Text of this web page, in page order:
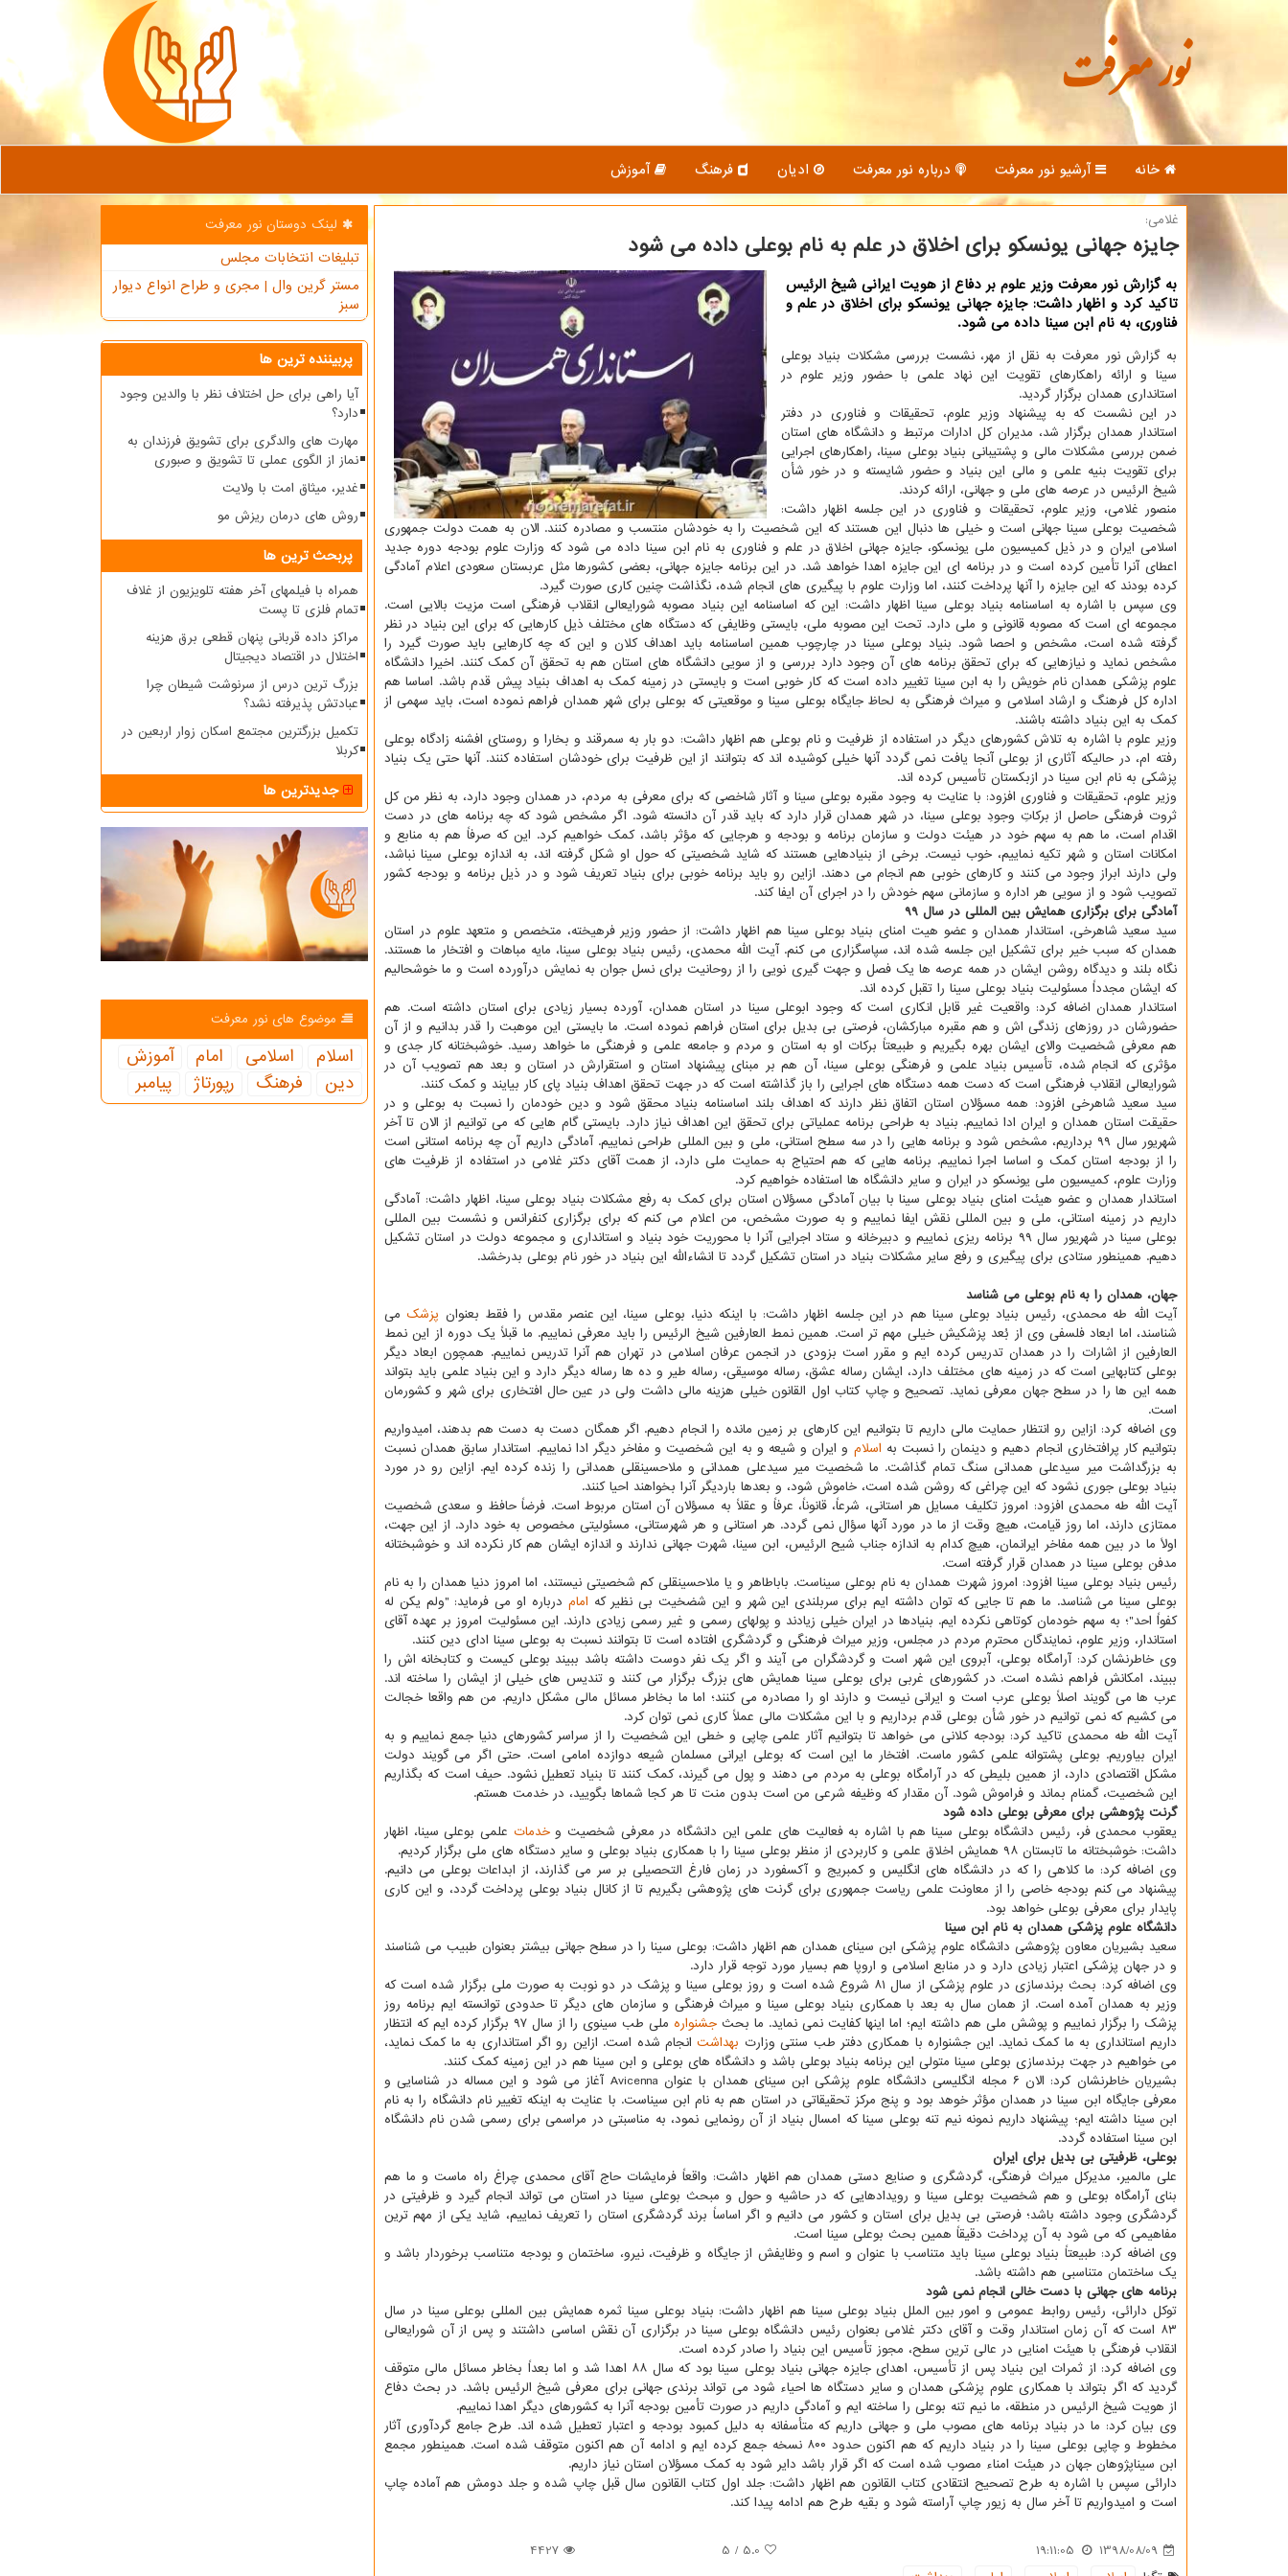
نور معرفت
خانه آرشیو نور معرفت درباره نور معرفت ادیان فرهنگ آموزش
غلامی:
جایزه جهانی یونسكو برای اخلاق در علم به نام بوعلی داده می شود
به گزارش نور معرفت وزیر علوم بر دفاع از هویت ایرانی شیخ الرئیس
تاكید كرد و اظهار داشت: جایزه جهانی یونسكو برای اخلاق در علم و
فناوری، به نام ابن سینا داده می شود.
به گزارش نور معرفت به نقل از مهر،نشست بررسی مشكلات بنیاد بوعلی
سینا و ارائه راهكارهای تقویت این نهاد علمی با حضور وزیر علوم در
استانداری همدان برگزار گردید.
در این نشست كه به پیشنهاد وزیر علوم، تحقیقات و فناوری در دفتر
استاندار همدان برگزار شد، مدیران كل ادارات مرتبط و دانشگاه های استان
ضمن بررسی مشكلات مالی و پشتیبانی بنیاد بوعلی سینا، راهكارهای اجرایی
برای تقویت بنیه علمی و مالی این بنیاد و حضور شایسته و در خور شأن
شیخ الرئیس در عرصه های ملی و جهانی، ارائه كردند.
منصور غلامی، وزیر علوم، تحقیقات و فناوری در این جلسه اظهار داشت:
شخصیت بوعلی سینا جهانی است و خیلی ها دنبال این هستند كه این شخصیت را به خودشان منتسب و مصادره كنند. الان به همت دولت جمهوری
اسلامی ایران و در ذیل كمیسیون ملی یونسكو، جایزه جهانی اخلاق در علم و فناوری به نام ابن سینا داده می شود كه وزارت علوم بودجه دوره جدید
اعطای آنرا تأمین كرده است و در برنامه ای این جایزه اهدا خواهد شد. در این برنامه جایزه جهانی، بعضی كشورها مثل عربستان سعودی اعلام آمادگی
كرده بودند كه این جایزه را آنها پرداخت كنند، اما وزارت علوم با پیگیری های انجام شده، نگذاشت چنین كاری صورت گیرد.
وی سپس با اشاره به اساسنامه بنیاد بوعلی سینا اظهار داشت: این كه اساسنامه این بنیاد مصوبه شورایعالی انقلاب فرهنگی است مزیت بالایی است.
مجموعه ای است كه مصوبه قانونی و ملی دارد. تحت این مصوبه ملی، بایستی وظایفی كه دستگاه های مختلف ذیل كارهایی كه برای این بنیاد در نظر
گرفته شده است، مشخص و احصا شود. بنیاد بوعلی سینا در چارچوب همین اساسنامه باید اهداف كلان و این كه چه كارهایی باید صورت گیرد را
مشخص نماید و نیازهایی كه برای تحقق برنامه های آن وجود دارد بررسی و از سویی دانشگاه های استان هم به تحقق آن كمك كنند. اخیرا دانشگاه
علوم پزشكی همدان نام خویش را به ابن سینا تغییر داده است كه كار خوبی است و بایستی در زمینه كمك به اهداف بنیاد پیش قدم باشد. اساسا هم
اداره كل فرهنگ و ارشاد اسلامی و میراث فرهنگی به لحاظ جایگاه بوعلی سینا و موقعیتی كه بوعلی برای شهر همدان فراهم نموده است، باید سهمی از
كمك به این بنیاد داشته باشند.
وزیر علوم با اشاره به تلاش كشورهای دیگر در استفاده از ظرفیت و نام بوعلی هم اظهار داشت: دو بار به سمرقند و بخارا و روستای افشنه زادگاه بوعلی
رفته ام، در حالیكه آثاری از بوعلی آنجا یافت نمی گردد آنها خیلی كوشیده اند كه بتوانند از این ظرفیت برای خودشان استفاده كنند. آنها حتی یك بنیاد
پزشكی به نام ابن سینا در ازبكستان تأسیس كرده اند.
وزیر علوم، تحقیقات و فناوری افزود: با عنایت به وجود مقبره بوعلی سینا و آثار شاخصی كه برای معرفی به مردم، در همدان وجود دارد، به نظر من كل
ثروت فرهنگی حاصل از بركاتِ وجودِ بوعلی سینا، در شهر همدان قرار دارد كه باید قدر آن دانسته شود. اگر مشخص شود كه چه برنامه های در دست
اقدام است، ما هم به سهم خود در هیئت دولت و سازمان برنامه و بودجه و هرجایی كه مؤثر باشد، كمك خواهیم كرد. این كه صرفاً هم به منابع و
امكانات استان و شهر تكیه نماییم، خوب نیست. برخی از بنیادهایی هستند كه شاید شخصیتی كه حول او شكل گرفته اند، به اندازه بوعلی سینا نباشد،
ولی دارند ابراز وجود می كنند و كارهای خوبی هم انجام می دهند. ازاین رو باید برنامه خوبی برای بنیاد تعریف شود و در ذیل برنامه و بودجه كشور
تصویب شود و از سویی هر اداره و سازمانی سهم خودش را در اجرای آن ایفا كند.
آمادگی برای برگزاری همایش بین المللی در سال ۹۹
سید سعید شاهرخی، استاندار همدان و عضو هیت امنای بنیاد بوعلی سینا هم اظهار داشت: از حضور وزیر فرهیخته، متخصص و متعهد علوم در استان
همدان كه سبب خیر برای تشكیل این جلسه شده اند، سپاسگزاری می كنم. آیت الله محمدی، رئیس بنیاد بوعلی سینا، مایه مباهات و افتخار ما هستند.
نگاه بلند و دیدگاه روشن ایشان در همه عرصه ها یك فصل و جهت گیری نویی را از روحانیت برای نسل جوان به نمایش درآورده است و ما خوشحالیم
كه ایشان مجدداً مسئولیت بنیاد بوعلی سینا را تقبل كرده اند.
استاندار همدان اضافه كرد: واقعیت غیر قابل انكاری است كه وجود ابوعلی سینا در استان همدان، آورده بسیار زیادی برای استان داشته است. هم
حضورشان در روزهای زندگی اش و هم مقبره مباركشان، فرصتی بی بدیل برای استان فراهم نموده است. ما بایستی این موهبت را قدر بدانیم و از آن
هم معرفی شخصیت والای ایشان بهره بگیریم و طبیعتاً بركات او به استان و مردم و جامعه علمی و فرهنگی ما خواهد رسید. خوشبختانه كار جدی و
مؤثری كه انجام شده، تأسیس بنیاد علمی و فرهنگی بوعلی سینا، آن هم بر مبنای پیشنهاد استان و استقرارش در استان و بعد هم تصویب آن در
شورایعالی انقلاب فرهنگی است كه دست همه دستگاه های اجرایی را باز گذاشته است كه در جهت تحقق اهداف بنیاد پای كار بیایند و كمك كنند.
سید سعید شاهرخی افزود: همه مسؤلان استان اتفاق نظر دارند كه اهداف بلند اساسنامه بنیاد محقق شود و دین خودمان را نسبت به بوعلی و در
حقیقت استان همدان و ایران ادا نماییم. بنیاد به طراحی برنامه عملیاتی برای تحقق این اهداف نیاز دارد. بایستی گام هایی كه می توانیم از الان تا آخر
شهریور سال ۹۹ برداریم، مشخص شود و برنامه هایی را در سه سطح استانی، ملی و بین المللی طراحی نماییم. آمادگی داریم آن چه برنامه استانی است
را از بودجه استان كمك و اساسا اجرا نماییم. برنامه هایی كه هم احتیاج به حمایت ملی دارد، از همت آقای دكتر غلامی در استفاده از ظرفیت های
وزارت علوم، كمیسیون ملی یونسكو در ایران و سایر دانشگاه ها استفاده خواهیم كرد.
استاندار همدان و عضو هیئت امنای بنیاد بوعلی سینا با بیان آمادگی مسؤلان استان برای كمك به رفع مشكلات بنیاد بوعلی سینا، اظهار داشت: آمادگی
داریم در زمینه استانی، ملی و بین المللی نقش ایفا نماییم و به صورت مشخص، من اعلام می كنم كه برای برگزاری كنفرانس و نشست بین المللی
بوعلی سینا در شهریور سال ۹۹ برنامه ریزی نماییم و دبیرخانه و ستاد اجرایی آنرا با محوریت خود بنیاد و استانداری و مجموعه دولت در استان تشكیل
دهیم. همینطور ستادی برای پیگیری و رفع سایر مشكلات بنیاد در استان تشكیل گردد تا انشاءالله این بنیاد در خور نام بوعلی بدرخشد.
جهان، همدان را به نام بوعلی می شناسد
آیت الله طه محمدی، رئیس بنیاد بوعلی سینا هم در این جلسه اظهار داشت: با اینكه دنیا، بوعلی سینا، این عنصر مقدس را فقط بعنوان پزشك می
شناسند، اما ابعاد فلسفی وی از بُعد پزشكیش خیلی مهم تر است. همین نمط العارفین شیخ الرئیس را باید معرفی نماییم. ما قبلاً یك دوره از این نمط
العارفین از اشارات را در همدان تدریس كرده ایم و مقرر است بزودی در انجمن عرفان اسلامی در تهران هم آنرا تدریس نماییم. همچون ابعاد دیگر
بوعلی كتابهایی است كه در زمینه های مختلف دارد، ایشان رساله عشق، رساله موسیقی، رساله طیر و ده ها رساله دیگر دارد و این بنیاد علمی باید بتواند
همه این ها را در سطح جهان معرفی نماید. تصحیح و چاپ كتاب اول القانون خیلی هزینه مالی داشت ولی در عین حال افتخاری برای شهر و كشورمان
است.
وی اضافه كرد: ازاین رو انتظار حمایت مالی داریم تا بتوانیم این كارهای بر زمین مانده را انجام دهیم. اگر همگان دست به دست هم بدهند، امیدواریم
بتوانیم كار پرافتخاری انجام دهیم و دینمان را نسبت به اسلام و ایران و شیعه و به این شخصیت و مفاخر دیگر ادا نماییم. استاندار سابق همدان نسبت
به بزرگداشت میر سیدعلی همدانی سنگ تمام گذاشت. ما شخصیت میر سیدعلی همدانی و ملاحسینقلی همدانی را زنده كرده ایم. ازاین رو در مورد
بنیاد بوعلی جوری نشود كه این چراغی كه روشن شده است، خاموش شود، و بعدها باردیگر آنرا بخواهند احیا كنند.
آیت الله طه محمدی افزود: امروز تكلیف مسایل هر استانی، شرعاً، قانوناً، عرفاً و عقلاً به مسؤلان آن استان مربوط است. فرضاً حافظ و سعدی شخصیت
ممتازی دارند، اما روز قیامت، هیچ وقت از ما در مورد آنها سؤال نمی گردد. هر استانی و هر شهرستانی، مسئولیتی مخصوص به خود دارد. از این جهت،
اولاً ما در بین همه مفاخر ایرانمان، هیچ كدام به اندازه جناب شیح الرئیس، ابن سینا، شهرت جهانی ندارند و اندازه ایشان هم كار نكرده اند و خوشبختانه
مدفن بوعلی سینا در همدان قرار گرفته است.
رئیس بنیاد بوعلی سینا افزود: امروز شهرت همدان به نام بوعلی سیناست. باباطاهر و یا ملاحسینقلی كم شخصیتی نیستند، اما امروز دنیا همدان را به نام
بوعلی سینا می شناسد. ما هم تا جایی كه توان داشته ایم برای سربلندی این شهر و این شضخیت بی نظیر كه امام درباره او می فرماید: "ولم یكن له
كفواً احد"؛ به سهم خودمان كوتاهی نكرده ایم. بنیادها در ایران خیلی زیادند و پولهای رسمی و غیر رسمی زیادی دارند. این مسئولیت امروز بر عهده آقای
استاندار، وزیر علوم، نمایندگان محترم مردم در مجلس، وزیر میراث فرهنگی و گردشگری افتاده است تا بتوانند نسبت به بوعلی سینا ادای دین كنند.
وی خاطرنشان كرد: آرامگاه بوعلی، آبروی این شهر است و گردشگران می آیند و اگر یك نفر دوست داشته باشد ببیند بوعلی كیست و كتابخانه اش را
ببیند، امكانش فراهم نشده است. در كشورهای غربی برای بوعلی سینا همایش های بزرگ برگزار می كنند و تندیس های خیلی از ایشان را ساخته اند.
عرب ها می گویند اصلاً بوعلی عرب است و ایرانی نیست و دارند او را مصادره می كنند؛ اما ما بخاطر مسائل مالی مشكل داریم. من هم واقعا خجالت
می كشیم كه نمی توانیم در خور شأن بوعلی قدم برداریم و با این مشكلات مالی عملاً كاری نمی توان كرد.
آیت الله طه محمدی تاكید كرد: بودجه كلانی می خواهد تا بتوانیم آثار علمی چاپی و خطی این شخصیت را از سراسر كشورهای دنیا جمع نماییم و به
ایران بیاوریم. بوعلی پشتوانه علمی كشور ماست. افتخار ما این است كه بوعلی ایرانی مسلمان شیعه دوازده امامی است. حتی اگر می گویند دولت
مشكل اقتصادی دارد، از همین بلیطی كه در آرامگاه بوعلی به مردم می دهند و پول می گیرند، كمك كنند تا بنیاد تعطیل نشود. حیف است كه بگذاریم
این شخصیت، گمنام بماند و فراموش شود. آن مقدار كه وظیفه شرعی من است بدون منت تا هر كجا شماها بگویید، در خدمت هستم.
گرنت پژوهشی برای معرفی بوعلی داده شود
یعقوب محمدی فر، رئیس دانشگاه بوعلی سینا هم با اشاره به فعالیت های علمی این دانشگاه در معرفی شخصیت وخدمات علمی بوعلی سینا، اظهار
داشت: خوشبختانه ما تابستان ۹۸ همایش اخلاق علمی و كاربردی از منظر بوعلی سینا را با همكاری بنیاد بوعلی و سایر دستگاه های ملی برگزار كردیم.
وی اضافه كرد: ما كلاهی را كه در دانشگاه های انگلیس و كمبریج و آكسفورد در زمان فارغ التحصیلی بر سر می گذارند، از ابداعات بوعلی می دانیم.
پیشنهاد می كنم بودجه خاصی را از معاونت علمی ریاست جمهوری برای گرنت های پژوهشی بگیریم تا از كانال بنیاد بوعلی پرداخت گردد، و این كاری
پایدار برای معرفی بوعلی خواهد بود.
دانشگاه علوم پزشكی همدان به نام ابن سینا
سعید بشیریان معاون پژوهشی دانشگاه علوم پزشكی ابن سینای همدان هم اظهار داشت: بوعلی سینا را در سطح جهانی بیشتر بعنوان طبیب می شناسند
و در جهان پزشكی اعتبار زیادی دارد و در منابع اسلامی و اروپا هم بسیار مورد توجه قرار دارد.
وی اضافه كرد: بحث برندسازی در علوم پزشكی از سال ۸۱ شروع شده است و روز بوعلی سینا و پزشك در دو نوبت به صورت ملی برگزار شده است كه
وزیر به همدان آمده است. از همان سال به بعد با همكاری بنیاد بوعلی سینا و میراث فرهنگی و سازمان های دیگر تا حدودی توانسته ایم برنامه روز
پزشك را برگزار نماییم و پوشش ملی هم داشته ایم؛ اما اینها كفایت نمی نماید. ما بحث جشنواره
ملی طب سینوی را از سال ۹۷ برگزار كرده ایم كه انتظار
داریم استانداری به ما كمك نماید. این جشنواره با همكاری دفتر طب سنتی وزارت بهداشتانجام شده است. ازاین رو اگر استانداری به ما كمك نماید،
می خواهیم در جهت برندسازی بوعلی سینا متولی این برنامه بنیاد بوعلی باشد و دانشگاه های بوعلی و ابن سینا هم در این زمینه كمك كنند.
بشیریان خاطرنشان كرد: الان ۶ مجله انگلیسی دانشگاه علوم پزشكی ابن سینای همدان با عنوان Avicenna آغاز می شود و این مساله در شناسایی و
معرفی جایگاه ابن سینا در همدان مؤثر خوهد بود و پنج مركز تحقیقاتی در استان هم به نام ابن سیناست. با عنایت به اینكه تغییر نام دانشگاه را به نام
ابن سینا داشته ایم؛ پیشنهاد داریم نمونه نیم تنه بوعلی سینا كه امسال بنیاد از آن رونمایی نمود، به مناسبتی در مراسمی برای رسمی شدن نام دانشگاه
ابن سینا استفاده گردد.
بوعلی، ظرفیتی بی بدیل برای ایران
علی مالمیر، مدیركل میراث فرهنگی، گردشگری و صنایع دستی همدان هم اظهار داشت: واقعاً فرمایشات حاج آقای محمدی چراغ راه ماست و ما هم
بنای آرامگاه بوعلی و هم شخصیت بوعلی سینا و رویدادهایی كه در حاشیه و حول و مبحث بوعلی سینا در استان می تواند انجام گیرد و ظرفیتی در
گردشگری وجود داشته باشد؛ فرصتی بی بدیل برای استان و كشور می دانیم و اگر اساساً برند گردشگری استان را تعریف نماییم، شاید یكی از مهم ترین
مفاهیمی كه می شود به آن پرداخت دقیقاً همین بحث بوعلی سینا است.
وی اضافه كرد: طبیعتاً بنیاد بوعلی سینا باید متناسب با عنوان و اسم و وظایفش از جایگاه و ظرفیت، نیرو، ساختمان و بودجه متناسب برخوردار باشد و
یك ساختمان متناسبی هم داشته باشد.
برنامه های جهانی با دست خالی انجام نمی شود
توكل دارائی، رئیس روابط عمومی و امور بین الملل بنیاد بوعلی سینا هم اظهار داشت: بنیاد بوعلی سینا ثمره همایش بین المللی بوعلی سینا در سال
۸۳ است كه آن زمان استاندار وقت و آقای دكتر غلامی بعنوان رئیس دانشگاه بوعلی سینا در برگزاری آن نقش اساسی داشتند و پس از آن شورایعالی
انقلاب فرهنگی با هیئت امنایی در عالی ترین سطح، مجوز تأسیس این بنیاد را صادر كرده است.
وی اضافه كرد: از ثمرات این بنیاد پس از تأسیس، اهدای جایزه جهانی بنیاد بوعلی سینا بود كه سال ۸۸ اهدا شد و اما بعداً بخاطر مسائل مالی متوقف
گردید كه اگر بتواند با همكاری علوم پزشكی همدان و سایر دستگاه ها احیاء شود می تواند برندی جهانی برای معرفی شیخ الرئیس باشد. در بحث دفاع
از هویت شیخ الرئیس در منطقه، ما نیم تنه بوعلی را ساخته ایم و آمادگی داریم در صورت تأمین بودجه آنرا به كشورهای دیگر اهدا نماییم.
وی بیان كرد: ما در بنیاد برنامه های مصوب ملی و جهانی داریم كه متأسفانه به دلیل كمبود بودجه و اعتبار تعطیل شده اند. طرح جامع گردآوری آثار
مخطوط و چاپی بوعلی سینا را در بنیاد داریم كه هم اكنون حدود ۸۰۰ نسخه جمع كرده ایم و ادامه آن هم اكنون متوقف شده است. همینطور مجمع
ابن سیناپژوهان جهان در هیئت امناء مصوب شده است كه اگر قرار باشد دایر شود به كمك مسؤلان استان نیاز داریم.
دارائی سپس با اشاره به طرح تصحیح انتقادی كتاب القانون هم اظهار داشت: جلد اول كتاب القانون سال قبل چاپ شده و جلد دومش هم آماده چاپ
است و امیدواریم تا آخر سال به زیور چاپ آراسته شود و بقیه طرح هم ادامه پیدا كند.
1398/08/09
19:11:05
5.0
/
5
4427
لینک دوستان نور معرفت
تبلیغات انتخابات مجلس
مستر گرین وال | مجری و طراح انواع دیوار
سبز
پربیننده ترین ها
آیا راهی برای حل اختلاف نظر با والدین وجود
دارد؟
مهارت های والدگری برای تشویق فرزندان به
نماز از الگوی عملی تا تشویق و صبوری
غدیر، میثاق امت با ولایت
روش های درمان ریزش مو
پربحث ترین ها
همراه با فیلمهای آخر هفته تلویزیون از غلاف
تمام فلزی تا پست
مراکز داده قربانی پنهان قطعی برق هزینه
اختلال در اقتصاد دیجیتال
بزرگ ترین درس از سرنوشت شیطان چرا
عبادتش پذیرفته نشد؟
تکمیل بزرگترین مجتمع اسکان زوار اربعین در
کربلا
جدیدترین ها
موضوع های نور معرفت
اسلام اسلامی امام
آموزش
دین
فرهنگ رپورتاژ پیامبر